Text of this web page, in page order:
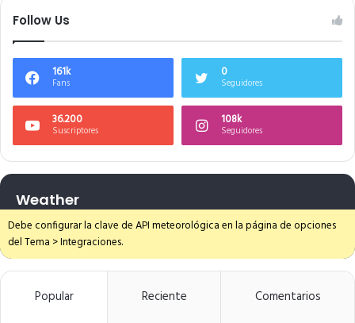
Follow Us
161k
Fans
0
Seguidores
36.200
Suscriptores
108k
Seguidores
Weather
Debe configurar la clave de API meteorológica en la página de opciones
del Tema > Integraciones.
Popular Reciente Comentarios